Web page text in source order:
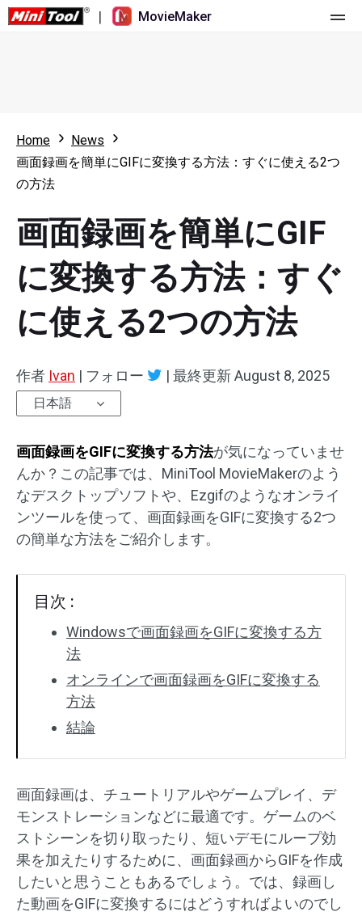
| MovieMaker
更新履歴
マルチトラック動画編集
アスペクト比
速度変更/リバース
オーディオエフェクト
動画エフェクト
動画色調整
回転/反転
リソース
ビデオ編集のヒント
画面録画ツール
動画変換ツール
オンライン動画ダウンロード ツール
Home
News
画面録画を簡単にGIFに変換する方法：すぐに使える2つ
の方法
画面録画を簡単にGIF
に変換する方法：すぐ
に使える2つの方法
作者 Ivan | フォロー | 最終更新August 8, 2025
日本語
画面録画をGIFに変換する方法が気になっていませ
んか？この記事では、MiniTool MovieMakerのよう
なデスクトップソフトや、Ezgifのようなオンライ
ンツールを使って、画面録画をGIFに変換する2つ
の簡単な方法をご紹介します。
目次 :
Windowsで画面録画をGIFに変換する方
法
オンラインで画面録画をGIFに変換する
方法
結論
画面録画は、チュートリアルやゲームプレイ、デ
モンストレーションなどに最適です。ゲームのベ
ストシーンを切り取ったり、短いデモにループ効
果を加えたりするために、画面録画からGIFを作成
したいと思うこともあるでしょう。では、録画し
た動画をGIFに変換するにはどうすればよいのでし